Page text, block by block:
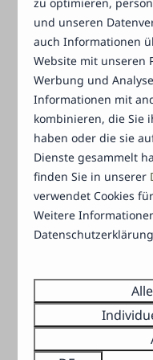
Haben Sie einen
nicht sofort bequem
Problem. Buchen
bezahlen Sie den
Dies ist für alle
Last-Minute-
innerhalb von 30
Sie um sofortige
In Raten zahlen
vielleicht später
vollen Betrag
möglich, in zwei
% direkt oder
und unseren
auch Informationen
Website mit unseren
Werbung und
Informationen mit
kombinieren, die Sie
haben oder die sie
Dienste gesammelt
finden Sie in unserer
verwendet Cookies
Weitere